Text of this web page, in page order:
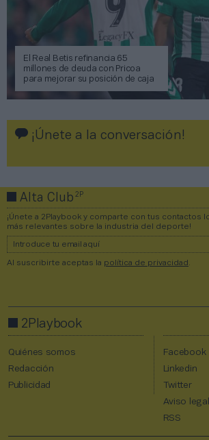
El Real Betis refinancia 65
millones de deuda con Pricoa
para mejorar su posición de caja
¡Únete a la conversación!
Alta Club2P
¡Únete a 2Playbook y comparte con tus contactos
más relevantes sobre la industria del deporte!
Al suscribirte aceptas la política de privacidad
2Playbook
Quiénes somos
Redacción
Publicidad
Facebook
Linkedin
Twitter
Aviso legal
RSS